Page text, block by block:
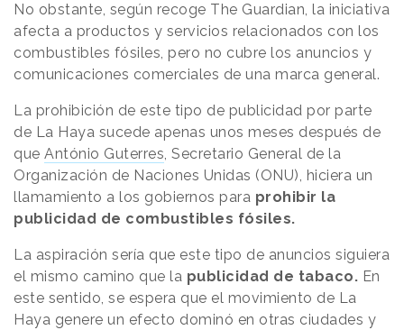
No obstante, según recoge The Guardian, la iniciativa
afecta a productos y servicios relacionados con los
combustibles fósiles, pero no cubre los anuncios y
comunicaciones comerciales de una marca general.
La prohibición de este tipo de publicidad por parte
de La Haya sucede apenas unos meses después de
que António Guterres, Secretario General de la
Organización de Naciones Unidas (ONU), hiciera un
llamamiento a los gobiernos para prohibir la
publicidad de combustibles fósiles.
La aspiración sería que este tipo de anuncios siguiera
el mismo camino que la publicidad de tabaco. En
este sentido, se espera que el movimiento de La
Haya genere un efecto dominó en otras ciudades y